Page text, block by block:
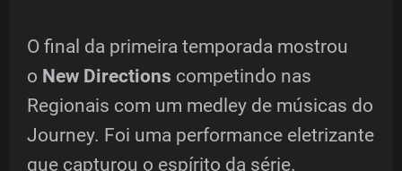
O final da primeira temporada mostrou
o New Directions competindo nas
Regionais com um medley de músicas do
Journey. Foi uma performance eletrizante
que capturou o espírito da série.